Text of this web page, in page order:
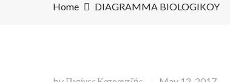
Home DIAGRAMMA BIOLOGIKOY